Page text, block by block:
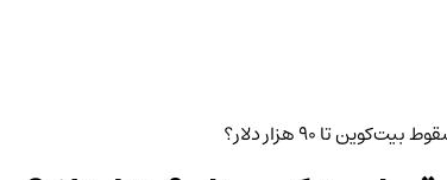
تا ۹۰ هزار دلار؟